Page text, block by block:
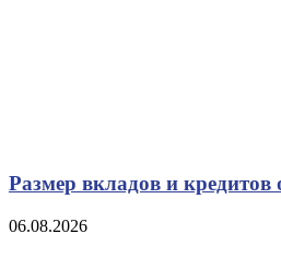
Размер вкладов и кредитов
06.08.2026